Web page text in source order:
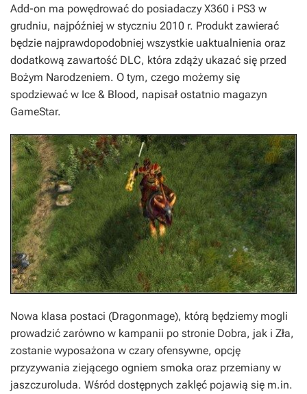
Add-on ma powędrować do posiadaczy X360 i PS3 w
grudniu, najpóźniej w styczniu 2010 r. Produkt zawierać
będzie najprawdopodobniej wszystkie uaktualnienia oraz
dodatkową zawartość DLC, która zdąży ukazać się przed
Bożym Narodzeniem. O tym, czego możemy się
spodziewać w Ice & Blood, napisał ostatnio magazyn
GameStar.
Nowa klasa postaci (Dragonmage), którą będziemy mogli
prowadzić zarówno w kampanii po stronie Dobra, jak i Zła,
zostanie wyposażona w czary ofensywne, opcję
przyzywania ziejącego ogniem smoka oraz przemiany w
jaszczuroluda. Wśród dostępnych zaklęć pojawią się m.in.